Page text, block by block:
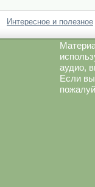
Интересное и полезное
аудио,
Если вы